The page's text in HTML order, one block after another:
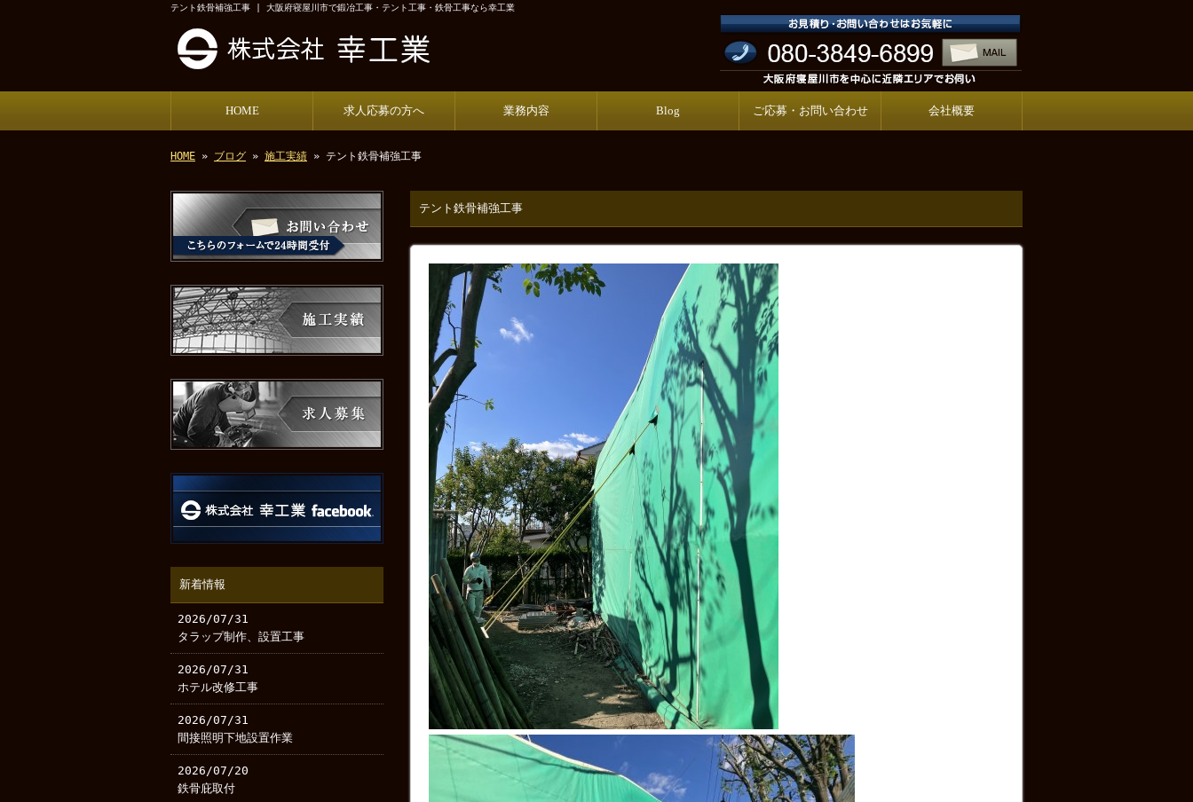
テント鉄骨補強工事 | 大阪府寝屋川市で鍛冶工事・テント工事・鉄骨工事なら幸工業
HOME 求人応募の方へ 業務内容 Blog ご応募・お問い合わせ 会社概要
HOME » ブログ » 施工実績 » テント鉄骨補強工事
テント鉄骨補強工事
新着情報
2026/07/31
タラップ制作、設置工事
2026/07/31
ホテル改修工事
2026/07/31
間接照明下地設置作業
2026/07/20
鉄骨庇取付